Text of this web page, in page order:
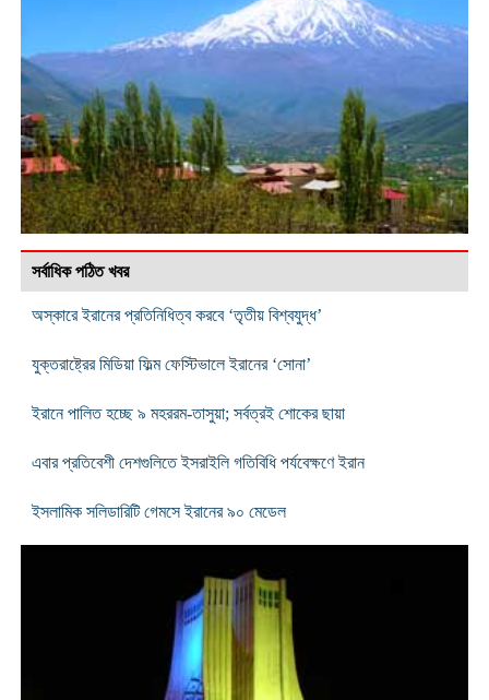
সর্বাধিক পঠিত খবর
অস্কারে ইরানের প্রতিনিধিত্ব করবে ‘তৃতীয় বিশ্বযুদ্ধ’
যুক্তরাষ্ট্রের মিডিয়া ফিল্ম ফেস্টিভালে ইরানের ‘সোনা’
ইরানে পালিত হচ্ছে ৯ মহররম-তাসুয়া; সর্বত্রই শোকের ছায়া
এবার প্রতিবেশী দেশগুলিতে ইসরাইলি গতিবিধি পর্যবেক্ষণে ইরান
ইসলামিক সলিডারিটি গেমসে ইরানের ৯০ মেডেল